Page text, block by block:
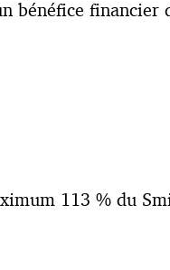
financier
113 % du